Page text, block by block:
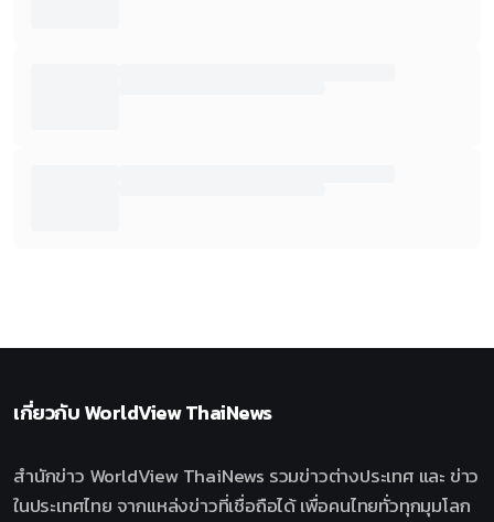
เกี่ยวกับWorldView ThaiNews
สำนักข่าว WorldView ThaiNews รวมข่าวต่างประเทศ และ ข่าว
ในประเทศไทย จากแหล่งข่าวที่เชื่อถือได้ เพื่อคนไทยทั่วทุกมุมโลก